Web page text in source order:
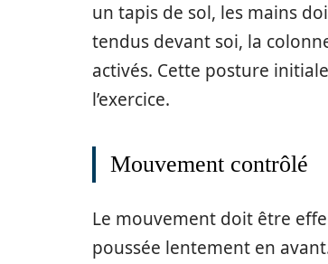
un tapis de sol, les mains
tendus devant soi, la
activés. Cette posture
l’exercice.
Mouvement contrôlé
Le mouvement doit être
poussée lentement en